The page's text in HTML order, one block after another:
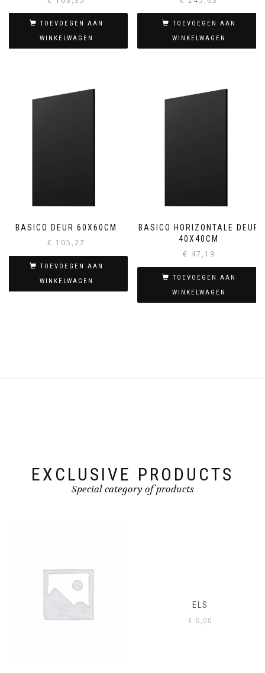
TOEVOEGEN AAN
WINKELWAGEN
TOEVOEGEN AAN
WINKELWAGEN
BASICO DEUR 60X60CM
€ 105,27
TOEVOEGEN AAN
WINKELWAGEN
BASICO HORIZONTALE DEUR
40X40CM
€ 47,19
TOEVOEGEN AAN
WINKELWAGEN
EXCLUSIVE PRODUCTS
Special category of products
ELS
€0,00